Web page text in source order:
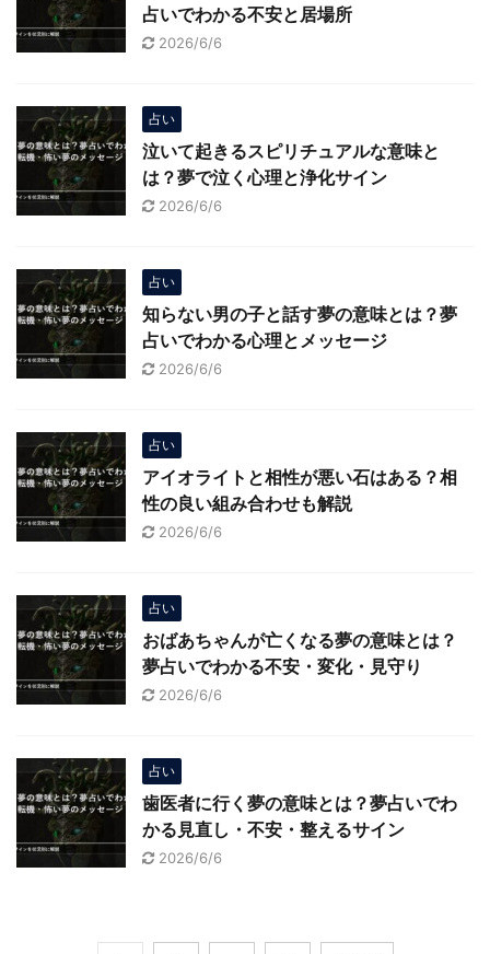
占いでわかる不安と居場所
2026/6/6
占い
泣いて起きるスピリチュアルな意味と
は？夢で泣く心理と浄化サイン
2026/6/6
占い
知らない男の子と話す夢の意味とは？夢
占いでわかる心理とメッセージ
2026/6/6
占い
アイオライトと相性が悪い石はある？相
性の良い組み合わせも解説
2026/6/6
占い
おばあちゃんが亡くなる夢の意味とは？
夢占いでわかる不安・変化・見守り
2026/6/6
占い
歯医者に行く夢の意味とは？夢占いでわ
かる見直し・不安・整えるサイン
2026/6/6